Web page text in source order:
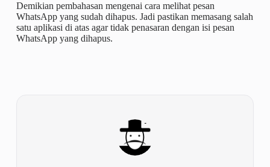
Demikian pembahasan mengenai cara melihat pesan
WhatsApp yang sudah dihapus. Jadi pastikan memasang salah
satu aplikasi di atas agar tidak penasaran dengan isi pesan
WhatsApp yang dihapus.